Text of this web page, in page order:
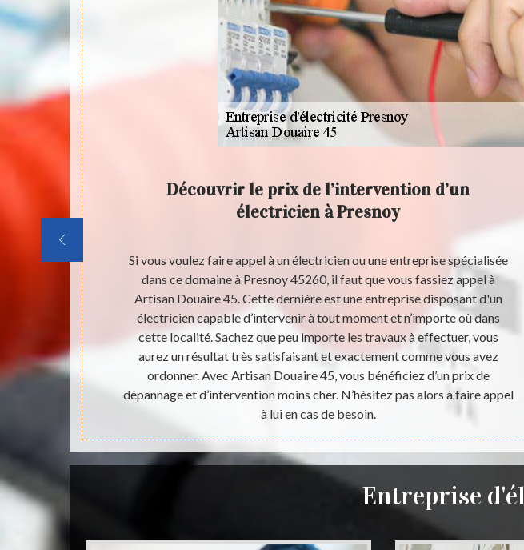
importants
qui est
Découvrir le prix de l’intervention d’un
électricien à Presnoy
Si vous voulez faire appel à un électricien ou une entreprise spécialisée
dans ce domaine à Presnoy 45260, il faut que vous fassiez appel à
Artisan Douaire 45. Cette dernière est une entreprise disposant d'un
électricien capable d’intervenir à tout moment et n’importe où dans
cette localité. Sachez que peu importe les travaux à effectuer, vous
aurez un résultat très satisfaisant et exactement comme vous avez
ordonner. Avec Artisan Douaire 45, vous bénéficiez d’un prix de
dépannage et d’intervention moins cher. N’hésitez pas alors à faire appel
à lui en cas de besoin.
Entreprise